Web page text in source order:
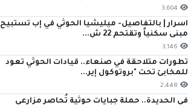
3,604
اسرار | بالتفاصيل- ميليشيا الحوثي في إب تستبيح
مبنى سكنياً وتقتحم 22 ش...
3,146
تطورات متلاحقة في صنعاء.. قيادات الحوثي تعود
للمخابئ تحت "بروتوكول إير...
2,448
في الحديدة.. حملة جبايات حوثية تُحاصر مزارعي